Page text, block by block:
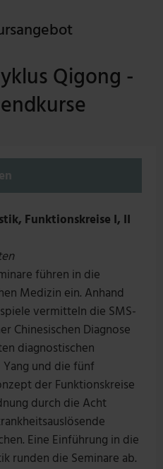
Qigong -
Funktionskreise I, II
führen in die
Medizin ein. Anhand
vermitteln die SMS-
Chinesischen Diagnose
diagnostischen
und die fünf
der Funktionskreise
durch die Acht
Eine Einführung in die
runden die Seminare ab.